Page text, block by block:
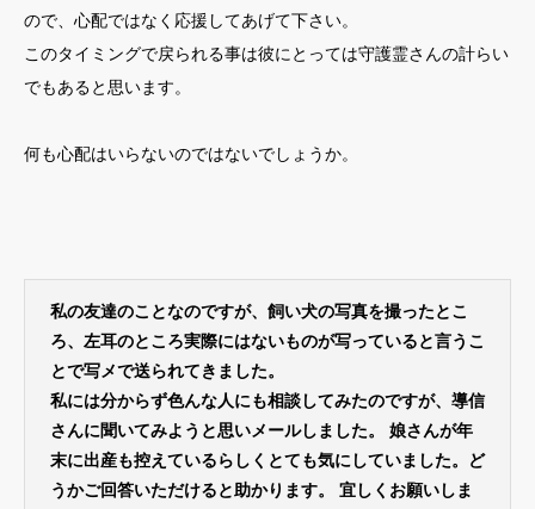
ので、心配ではなく応援してあげて下さい。
このタイミングで戻られる事は彼にとっては守護霊さんの計らい
でもあると思います。
何も心配はいらないのではないでしょうか。
私の友達のことなのですが、飼い犬の写真を撮ったとこ
ろ、左耳のところ実際にはないものが写っていると言うこ
とで写メで送られてきました。
私には分からず色んな人にも相談してみたのですが、導信
さんに聞いてみようと思いメールしました。 娘さんが年
末に出産も控えているらしくとても気にしていました。ど
うかご回答いただけると助かります。 宜しくお願いしま